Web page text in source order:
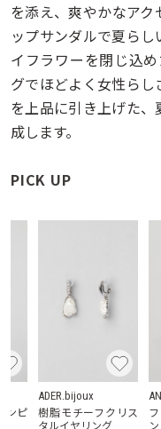
を添え、爽やかなア
ップサンダルで夏ら
イフラワーを閉じ込め
グでほどよく女性ら
を上品に引き上げた
成します。
PICK UP
ンピ
ADER.bijoux
樹脂モチーフクリス
タルイヤリング